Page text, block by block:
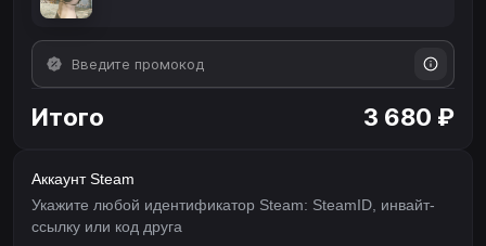
Итого 3 680 ₽
Аккаунт Steam
Укажите любой идентификатор Steam: SteamID, инвайт-
ссылку или код друга